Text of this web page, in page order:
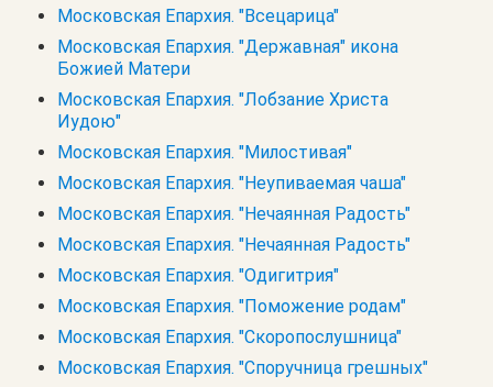
Московская Епархия. "Всецарица"
Московская Епархия. "Державная" икона
Божией Матери
Московская Епархия. "Лобзание Христа
Иудою"
Московская Епархия. "Милостивая"
Московская Епархия. "Неупиваемая чаша"
Московская Епархия. "Нечаянная Радость"
Московская Епархия. "Нечаянная Радость"
Московская Епархия. "Одигитрия"
Московская Епархия. "Поможение родам"
Московская Епархия. "Скоропослушница"
Московская Епархия. "Споручница грешных"